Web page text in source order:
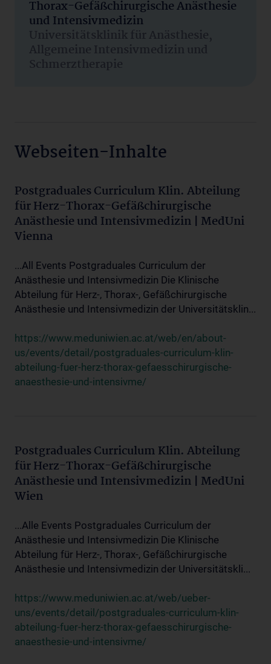
Thorax-Gefäßchirurgische Anästhesie
und Intensivmedizin
Universitätsklinik für Anästhesie,
Allgemeine Intensivmedizin und
Schmerztherapie
Webseiten-Inhalte
Postgraduales Curriculum Klin. Abteilung
für Herz-Thorax-Gefäßchirurgische
Anästhesie und Intensivmedizin | MedUni
Vienna
...All Events Postgraduales Curriculum der
Anästhesie und Intensivmedizin Die Klinische
Abteilung für Herz-, Thorax-, Gefäßchirurgische
Anästhesie und Intensivmedizin der Universitätsklin...
https://www.meduniwien.ac.at/web/en/about-
us/events/detail/postgraduales-curriculum-klin-
abteilung-fuer-herz-thorax-gefaesschirurgische-
anaesthesie-und-intensivme/
Postgraduales Curriculum Klin. Abteilung
für Herz-Thorax-Gefäßchirurgische
Anästhesie und Intensivmedizin | MedUni
Wien
...Alle Events Postgraduales Curriculum der
Anästhesie und Intensivmedizin Die Klinische
Abteilung für Herz-, Thorax-, Gefäßchirurgische
Anästhesie und Intensivmedizin der Universitätskli...
https://www.meduniwien.ac.at/web/ueber-
uns/events/detail/postgraduales-curriculum-klin-
abteilung-fuer-herz-thorax-gefaesschirurgische-
anaesthesie-und-intensivme/